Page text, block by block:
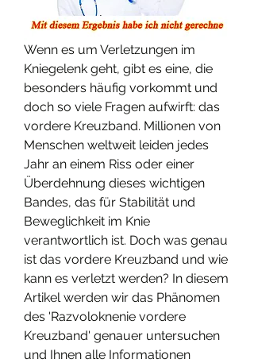
Wenn es um Verletzungen im
Kniegelenk geht, gibt es eine, die
besonders häufig vorkommt und
doch so viele Fragen aufwirft: das
vordere Kreuzband. Millionen von
Menschen weltweit leiden jedes
Jahr an einem Riss oder einer
Überdehnung dieses wichtigen
Bandes, das für Stabilität und
Beweglichkeit im Knie
verantwortlich ist. Doch was genau
ist das vordere Kreuzband und wie
kann es verletzt werden? In diesem
Artikel werden wir das Phänomen
des 'Razvoloknenie vordere
Kreuzband' genauer untersuchen
und Ihnen alle Informationen